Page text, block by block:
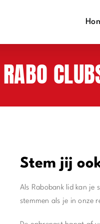
RABO
Stem jij
Als Rabobank lid kan je
stemmen als je in onze